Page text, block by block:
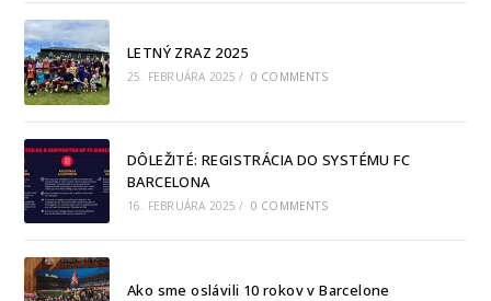
LETNÝ ZRAZ 2025
25. FEBRUÁRA 2025 / 0 COMMENTS
DÔLEŽITÉ: REGISTRÁCIA DO SYSTÉMU FC
BARCELONA
16. FEBRUÁRA 2025 / 0 COMMENTS
Ako sme oslávili 10 rokov v Barcelone